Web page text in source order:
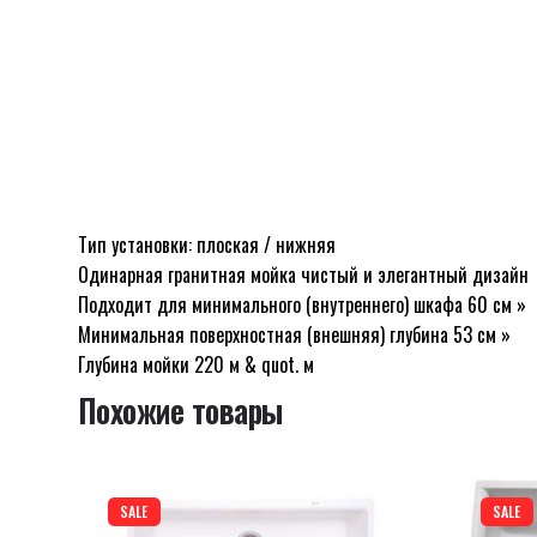
Тип установки: плоская / нижняя
Одинарная гранитная мойка чистый и элегантный дизайн
Подходит для минимального (внутреннего) шкафа 60 см »
Минимальная поверхностная (внешняя) глубина 53 см »
Глубина мойки 220 м & quot. м
Отзывов пока нет.
Будьте первым, кто оставил отзыв на “Мойка
Ваш адрес email не будет опубликован.
LEAVE A REPLY
Похожие товары
SALE SALE